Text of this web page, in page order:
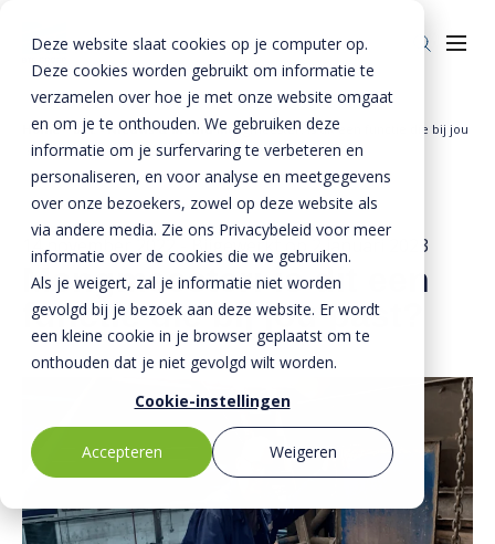
Deze website slaat cookies op je computer op.
Deze cookies worden gebruikt om informatie te
verzamelen over hoe je met onze website omgaat
en om je te onthouden. We gebruiken deze
informatie om je surfervaring te verbeteren en
personaliseren, en voor analyse en meetgegevens
over onze bezoekers, zowel op deze website als
via andere media. Zie ons Privacybeleid voor meer
informatie over de cookies die we gebruiken.
Als je weigert, zal je informatie niet worden
gevolgd bij je bezoek aan deze website. Er wordt
een kleine cookie in je browser geplaatst om te
onthouden dat je niet gevolgd wilt worden.
Cookie-instellingen
Accepteren Weigeren
Over ons
Over ons
BTE-bedrijven
Historie
Nieuws & Media
Veiligheid
Duurzaamheid
Kennis
Innovatie
Invie (CIRRCON)
Invie (CIRRCON)
Invie nieuws
Kwaliteit
Contact
Home
»
BTE - Nieuws & Media
»
Mengmeester: is dit een functie die bij jou
past?
14 november 2022 - Bijgewerkt op 2 januari 2023
Mengmeester: is dit een
functie die bij jou past?